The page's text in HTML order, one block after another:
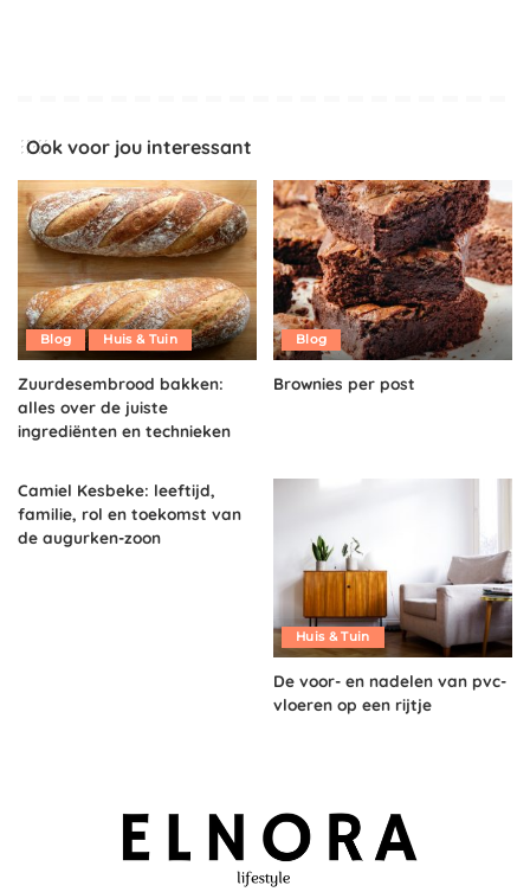
Ook voor jou interessant
Blog Huis & Tuin
Zuurdesembrood bakken:
alles over de juiste
ingrediënten en technieken
Blog
Brownies per post
Camiel Kesbeke: leeftijd,
familie, rol en toekomst van
de augurken-zoon
Huis & Tuin
De voor- en nadelen van pvc-
vloeren op een rijtje